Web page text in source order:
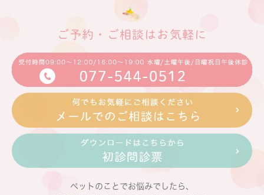
ご予約・ご相談はお気軽に
ペットのことでお悩みでしたら、